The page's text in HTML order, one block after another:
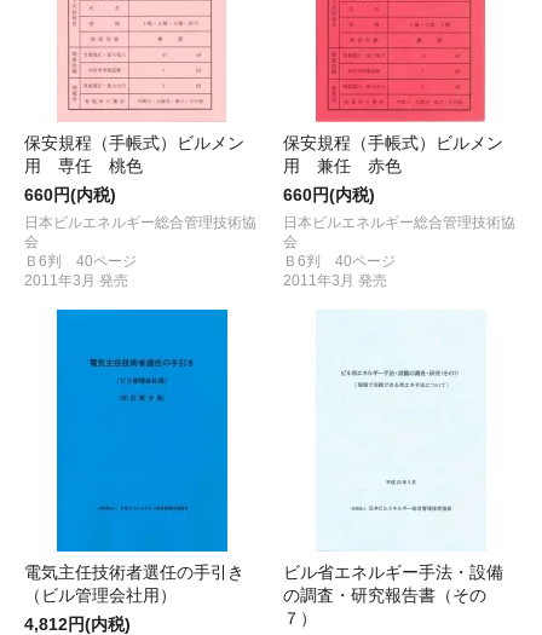
保安規程（手帳式）ビルメン
用 専任 桃色
660円(内税)
日本ビルエネルギー総合管理技術協
会
Ｂ6判 40ページ
2011年3月 発売
保安規程（手帳式）ビルメン
用 兼任 赤色
660円(内税)
日本ビルエネルギー総合管理技術協
会
Ｂ6判 40ページ
2011年3月 発売
電気主任技術者選任の手引き
（ビル管理会社用）
4,812円(内税)
ビル省エネルギー手法・設備
の調査・研究報告書（その
７）